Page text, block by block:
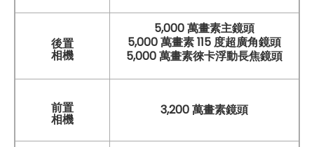
後置
相機
5,000 萬畫素主鏡頭
5,000 萬畫素 115 度超廣角鏡頭
5,000 萬畫素徠卡浮動長焦鏡頭
前置
相機
3,200 萬畫素鏡頭